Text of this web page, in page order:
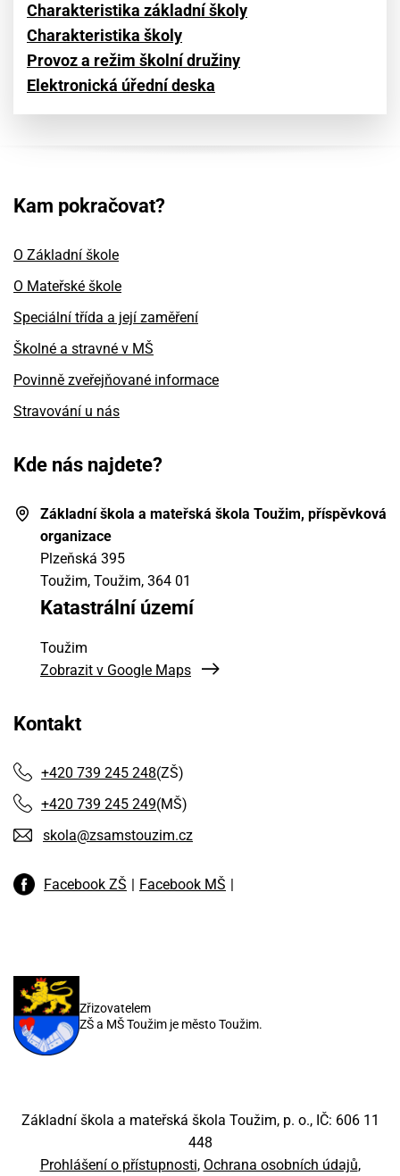
Charakteristika základní školy
Charakteristika školy
Provoz a režim školní družiny
Elektronická úřední deska
Kam pokračovat?
O Základní škole
O Mateřské škole
Speciální třída a její zaměření
Školné a stravné v MŠ
Povinně zveřejňované informace
Stravování u nás
Kde nás najdete?
Základní škola a mateřská škola Toužim, příspěvková
organizace
Plzeňská 395
Toužim, Toužim, 364 01
Katastrální území
Toužim
Zobrazit v Google Maps
Kontakt
+420 739 245 248(ZŠ)
+420 739 245 249(MŠ)
skola@zsamstouzim.cz
Facebook ZŠ Facebook MŠ
Zřizovatelem
ZŠ a MŠ Toužim je město Toužim.
Základní škola a mateřská škola Toužim, p. o., IČ: 606 11
448
Prohlášení o přístupnosti Ochrana osobních údajů